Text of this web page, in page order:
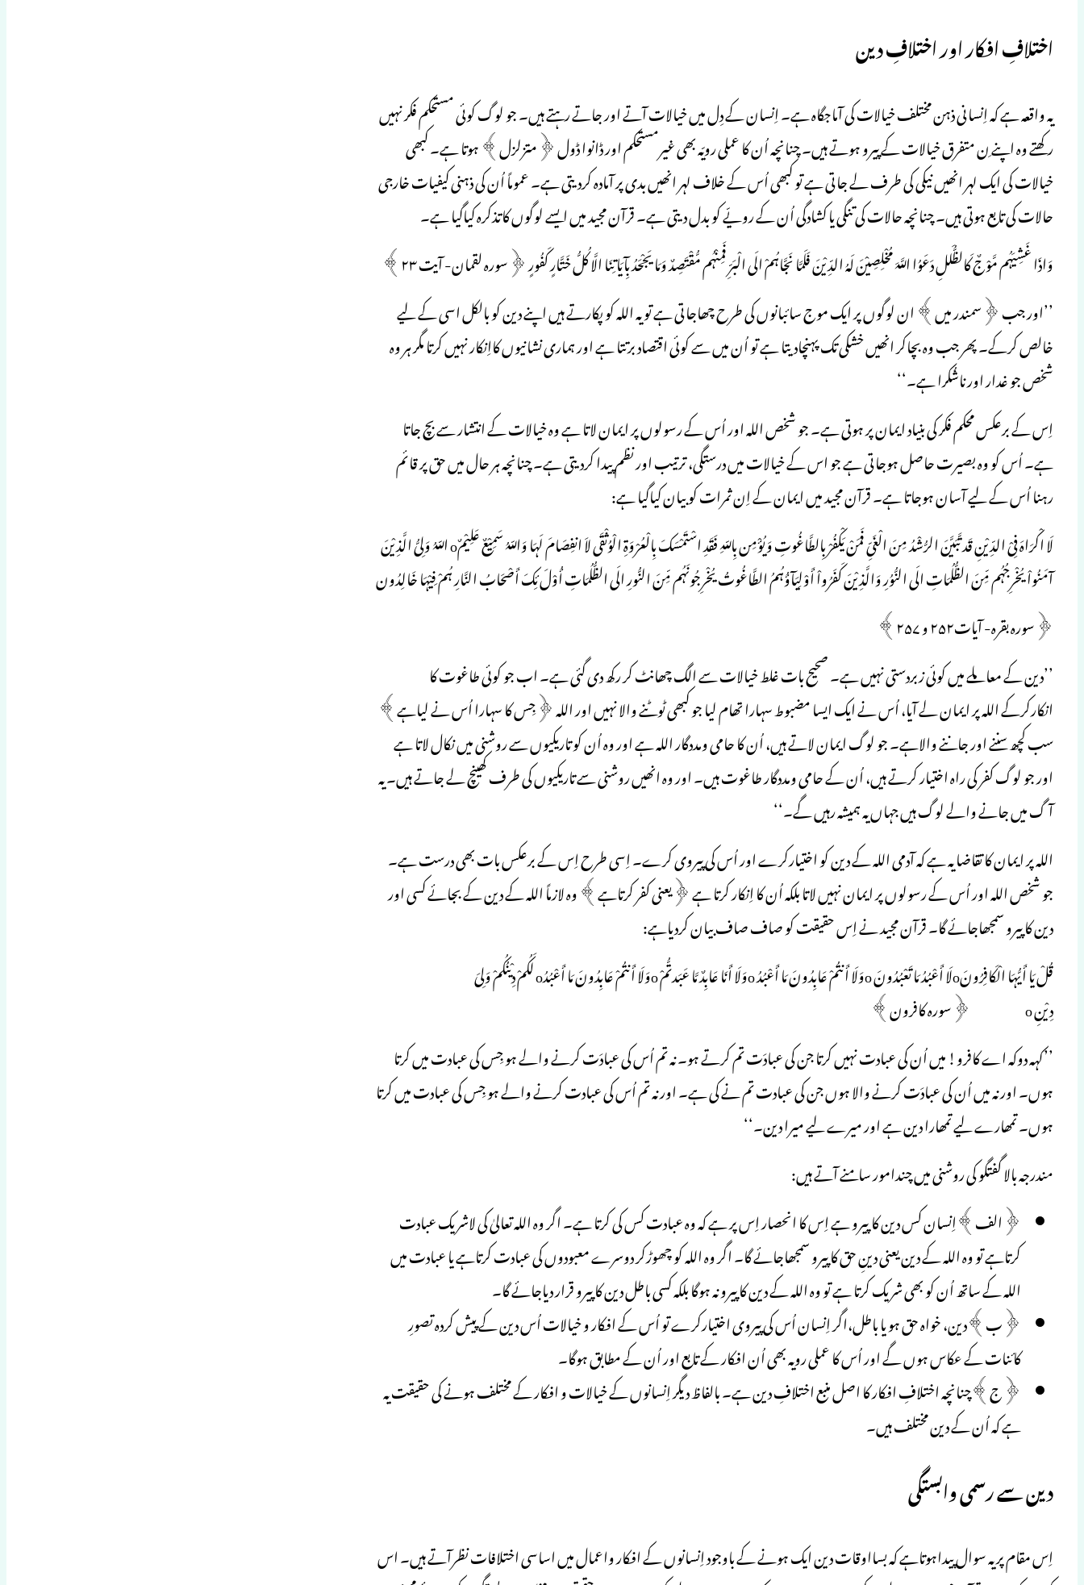
اختلافِ افکار اور اختلافِ دین
یہ واقعہ ہے کہ اِنسانی ذہن مختلف خیالات کی آماجگاہ ہے۔ اِنسان کے دِل میں خیالات آتے اور جاتے رہتے ہیں۔ جو لوگ کوئی مستحکم فکر نہیں
رکھتے وہ اپنے ِن متفرق خیالات کے پیرو ہوتے ہیں۔ چنانچہ اُن کا عملی رویّہ بھی غیرمستحکم اور ڈانوا ڈول ﴿متزلزل﴾ ہوتا ہے۔ کبھی
خیالات کی ایک لہر انھیں نیکی کی طرف لے جاتی ہے تو کبھی اُس کے خلاف لہر انھیں بدی پر آمادہ کردیتی ہے۔ عموماً اُن کی ذہنی کیفیات خارجی
حالات کی تابع ہوتی ہیں۔ چنانچہ حالات کی تنگی یا کشادگی اُن کے رویّے کو بدل دیتی ہے۔ قرآن مجید میں ایسے لوگوں کاتذکرہ کیاگیا ہے۔
وَاذَا غَشِیَہُم مَّوْجٌ کَالظُّلَلِ دَعَوُا اللَّہَ مُخْلِصِیْنَ لَہُ الدِّیْنَ فَلَمَّا نَجَّاہُمْ الَی الْبَرِّ فَمِنْہُم مُّقْتَصِدٌ وَمَا یَجْحَدُ بِآیَاتِنَا الَّا کُلُّ خَتَّارٍ کَفُورٍ ﴿سورہ لقمان- آیت ۲۳﴾
’’اور جب ﴿سمندر میں﴾ ان لوگوں پر ایک موج سائبانوں کی طرح چھاجاتی ہے تو یہ اللہ کو پکارتے ہیں اپنے دین کو بالکل اسی کے لیے
خالص کرکے۔ پھر جب وہ بچاکر انھیں خشکی تک پہنچادیتا ہے تو اُن میں سے کوئی اقتصاد برتتا ہے اور ہماری نشانیوں کااِنکار نہیں کرتا مگر ہر وہ
شخص جو غدار اور ناشُکرا ہے۔‘‘
اِس کے برعکس محکم فکر کی بنیاد ایمان پر ہوتی ہے۔ جو شخص اللہ اور اُس کے رسولوں پر ایمان لاتا ہے وہ خیالات کے انتشار سے بچ جاتا
ہے۔ اُس کو وہ بصیرت حاصل ہوجاتی ہے جو اس کے خیالات میں درستگی، ترتیب اور نظم پیدا کردیتی ہے۔ چنانچہ ہر حال میں حق پر قائم
رہنا اُس کے لیے آسان ہوجاتا ہے۔ قرآن مجید میں ایمان کے اِن ثمرات کو بیان کیاگیا ہے:
لَا اکْرَاہَ فِیْ الدِّیْنِ قَد تَّبَیَّنَ الرُّشْدُ مِنَ الْغَیِّ فَمَنْ یَکْفُرْ بِالطَّاغُوتِ وَیُؤْمِن بِاللّہِ فَقَدِ اسْتَمْسَکَ بِالْعُرْوَۃِ الْوُثْقَی لاَ انفِصَامَ لَہَا وَاللّہُ سَمِیْعٌ عَلِیْمٌo اللّہُ وَلِیُّ الَّذِیْنَ
آمَنُواْ یُخْرِجُہُم مِّنَ الظُّلُمَاتِ الَی النُّوُرِ وَالَّذِیْنَ کَفَرُواْ أَوْلِیَآؤُہُمُ الطَّاغُوتُ یُخْرِجُونَہُم مِّنَ النُّورِ الَی الظُّلُمَاتِ أُوْلَ ئِکَ أَصْحَابُ النَّارِ ہُمْ فِیْہَا خَالِدُون
﴿سورہ بقرہ- آیات۲۵۲ و ۲۵۷﴾
’’دین کے معاملے میں کوئی زبردستی نہیں ہے۔ صحیح بات غلط خیالات سے الگ چھانٹ کر رکھ دی گئی ہے۔ اب جو کوئی طاغوت کا
انکارکرکے اللہ پر ایمان لے آیا، اُس نے ایک ایسا مضبوط سہارا تھام لیا جو کبھی ٹوٹنے والا نہیں اور اللہ ﴿جِس کا سہارا اُس نے لیاہے﴾
سب کچھ سننے اور جاننے والاہے۔ جو لوگ ایمان لاتے ہیں، اُن کا حامی ومددگار اللہ ہے اور وہ اُن کو تاریکیوں سے روشنی میں نکال لاتا ہے
اور جو لوگ کفر کی راہ اختیار کرتے ہیں، اُن کے حامی ومددگار طاغوت ہیں۔ اور وہ انھیں روشنی سے تاریکیوں کی طرف کھینچ لے جاتے ہیں۔ یہ
آگ میں جانے والے لوگ ہیں جہاں یہ ہمیشہ رہیں گے۔‘‘
اللہ پر ایمان کا تقاضا یہ ہے کہ آدمی اللہ کے دین کو اختیارکرے اور اُس کی پیروی کرے۔ اِسی طرح اِس کے برعکس بات بھی درست ہے۔
جو شخص اللہ اور اُس کے رسولوں پر ایمان نہیں لاتا بلکہ اُن کا اِنکار کرتا ہے ﴿یعنی کفر کرتاہے﴾ وہ لازماً اللہ کے دین کے بجائے کسی اور
دین کا پیرو سمجھاجائے گا۔ قرآن مجید نے اِس حقیقت کو صاف صاف بیان کردیاہے:
قُلْ یَا أَیُّہَا الْکَافِرُونَoلَا أَعْبُدُ مَا تَعْبُدُونَ oوَلَا أَنتُمْ عَابِدُونَ مَا أَعْبُدُ oوَلَا أَنَا عَابِدٌ مَّا عَبَدتُّمْ oوَلَا أَنتُمْ عَابِدُونَ مَا أَعْبُدُo لَکُمْ دِیْنُکُمْ وَلِیَ
دِیْنِ o ﴿سورہ کافرون﴾
’’کہہ دوکہ اے کافرو! میں اُن کی عبادت نہیں کرتا جن کی عبادَت تم کرتے ہو۔ نہ تم اُس کی عبادَت کرنے والے ہو جِس کی عبادت میں کرتا
ہوں۔ اور نہ میں اُن کی عبادَت کرنے والا ہوں جن کی عبادت تم نے کی ہے۔ اور نہ تم اُس کی عبادت کرنے والے ہو جِس کی عبادت میں کرتا
ہوں۔ تمھارے لیے تمھارا دین ہے اور میرے لیے میرا دین۔‘‘
مندرجہ بالا گفتگو کی روشنی میں چندامور سامنے آتے ہیں:
﴿الف﴾اِنسان کس دین کاپیرو ہے اِس کا انحصار اِس پر ہے کہ وہ عبادت کس کی کرتا ہے۔ اگر وہ اللہ تعالیٰ کی لاشریک عبادت
کرتاہے تو وہ اللہ کے دین یعنی دینِ حق کا پیرو سمجھاجائے گا۔ اگر وہ اللہ کو چھوڑکر دوسرے معبودوں کی عبادت کرتاہے یا عبادت میں
اللہ کے ساتھ اُن کو بھی شریک کرتا ہے تو وہ اللہ کے دین کا پیرو نہ ہوگا بلکہ کسی باطل دین کا پیرو قرار دیاجائے گا۔
﴿ب﴾دین، خواہ حق ہو یا باطل،اگر اِنسان اُس کی پیروی اختیارکرے تو اُس کے افکار و خیالات اُس دین کے پیش کردہ تصورِ
کائنات کے عکاس ہوں گے اور اُس کا عملی رویہ بھی اُن افکار کے تابع اور اُن کے مطابق ہوگا۔
﴿ج﴾چنانچہ اختلافِ افکار کا اصل منبع اختلافِ دین ہے۔ بالفاظ دیگر اِنسانوں کے خیالات و افکار کے مختلف ہونے کی حقیقت یہ
ہے کہ اُن کے دین مختلف ہیں۔
دین سے رسمی وابستگی
اِس مقام پر یہ سوال پیداہوتاہے کہ بسااوقات دین ایک ہونے کے باوجود اِنسانوں کے افکار واعمال میں اساسی اختلافات نظرآتے ہیں۔ اس